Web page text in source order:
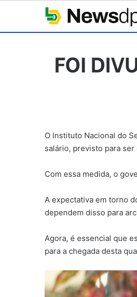
FOI
O Instituto Nacional do
salário, previsto para
Com essa medida, o
A expectativa em torno
dependem disso para
Agora, é essencial que
para a chegada desta